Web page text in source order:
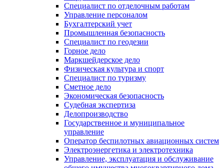
Специалист по отделочным работам
Управление персоналом
Бухгалтерский учет
Промышленная безопасность
Специалист по геодезии
Горное дело
Маркшейдерское дело
Физическая культура и спорт
Специалист по туризму
Сметное дело
Экономическая безопасность
Судебная экспертиза
Делопроизводство
Государственное и муниципальное
управление
Оператор беспилотных авиационных систем
Электроэнергетика и электротехника
Управление, эксплуатация и обслуживание